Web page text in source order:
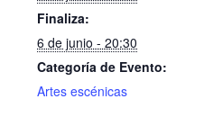
Finaliza:
6 de junio - 20:30
Categoría de Evento:
Artes escénicas